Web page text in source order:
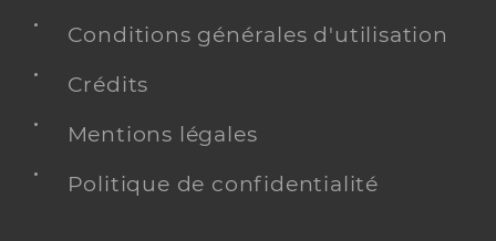
Conditions générales d'utilisation
Crédits
Mentions légales
Politique de confidentialité